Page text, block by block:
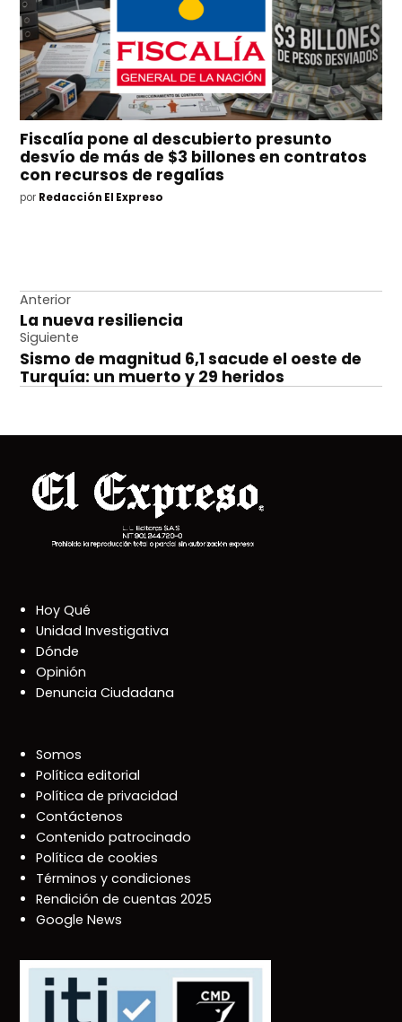
Fiscalía pone al descubierto presunto
desvío de más de $3 billones en contratos
con recursos de regalías
por Redacción El Expreso
Navegación
de
entradas
Anterior
La nueva resiliencia
Siguiente
Sismo de magnitud 6,1 sacude el oeste de
Turquía: un muerto y 29 heridos
Hoy Qué
Unidad Investigativa
Dónde
Opinión
Denuncia Ciudadana
Somos
Política editorial
Política de privacidad
Contáctenos
Contenido patrocinado
Política de cookies
Términos y condiciones
Rendición de cuentas 2025
Google News